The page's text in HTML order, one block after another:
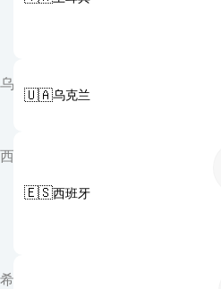
乌
🇺🇦乌克兰
西
🇪🇸西班牙
希